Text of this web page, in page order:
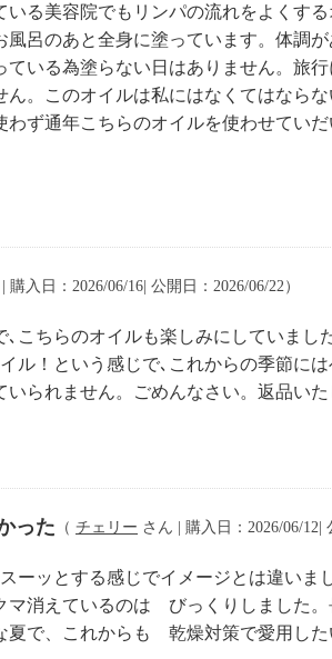
る美容院でもリンパの流れをよくす
呂のあと全身に塗っています。体調
いる為塗らない日はありません。旅
ん。このオイルは私にはなくてはなら
ず通年こちらのオイルを使わせてい
購入日：2026/06/16| 公開日：2026/06/22）
こちらのオイルも楽しみにしていました
ル！という感じで､これからの季節には
られません。ごめんなさい。返品いた
った （ チェリー さん | 購入日：2026/06/12|
ーッとする感じでイメージとは違いま
消えているのは びっくりしました。
で、これからも 乾燥対策で愛用した